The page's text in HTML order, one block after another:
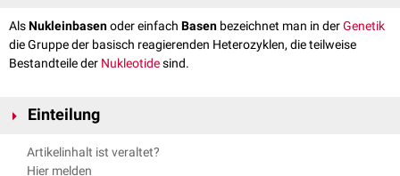
AlsNukleinbasenoder einfach Basen bezeichnet man in derGenetik
die Gruppe der basisch reagierenden Heterozyklen, die teilweise
Bestandteile der Nukleotidesind.
Einteilung
Man unterscheidet dabei:
Purinbasen
Artikelinhalt ist veraltet?
Hier melden